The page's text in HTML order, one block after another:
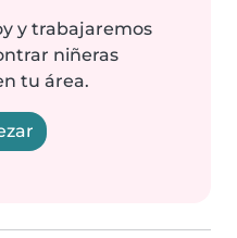
y trabajaremos
niñeras
tu área.